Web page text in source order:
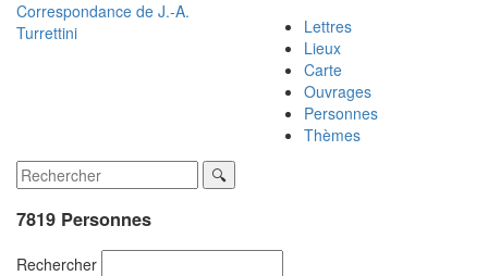
Correspondance de J.-A.
Turrettini
Lettres
Lieux
Carte
Ouvrages
Personnes
Thèmes
7819 Personnes
Rechercher